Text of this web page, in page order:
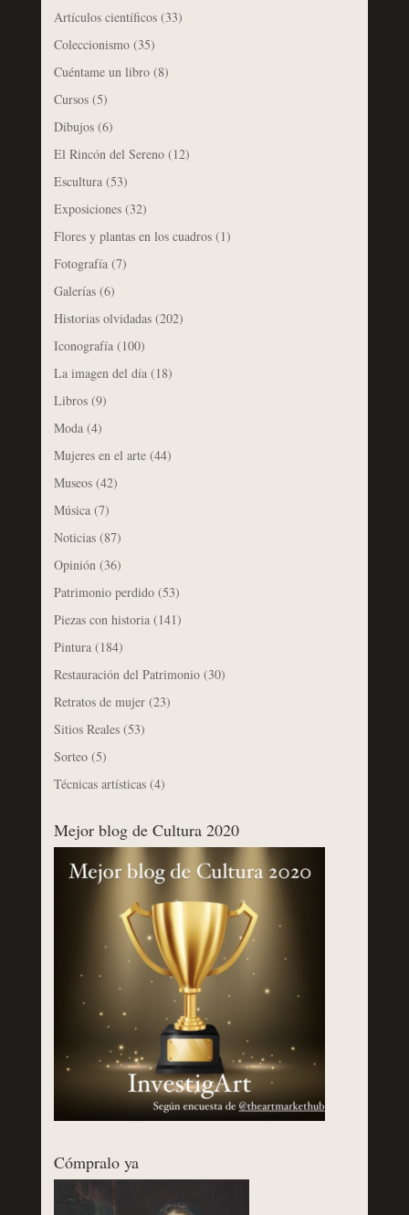
Artículos científicos(33)
Coleccionismo(35)
Cuéntame un libro(8)
Cursos(5)
Dibujos(6)
El Rincón del Sereno(12)
Escultura(53)
Exposiciones(32)
Flores y plantas en los cuadros(1)
Fotografía(7)
Galerías(6)
Historias olvidadas(202)
Iconografía(100)
La imagen del día(18)
Libros(9)
Moda(4)
Mujeres en el arte(44)
Museos(42)
Música(7)
Noticias(87)
Opinión(36)
Patrimonio perdido(53)
Piezas con historia(141)
Pintura(184)
Restauración del Patrimonio(30)
Retratos de mujer(23)
Sitios Reales(53)
Sorteo(5)
Técnicas artísticas(4)
Mejor blog de Cultura 2020
Cómpralo ya